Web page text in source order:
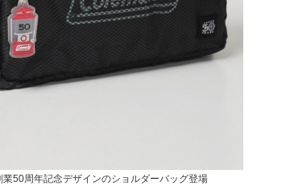
50周年記念デザインのショルダーバッグ登場